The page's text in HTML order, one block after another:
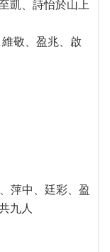
凱、詩怡於山上
敬、盈兆、啟
萍中、廷彩、盈
九人